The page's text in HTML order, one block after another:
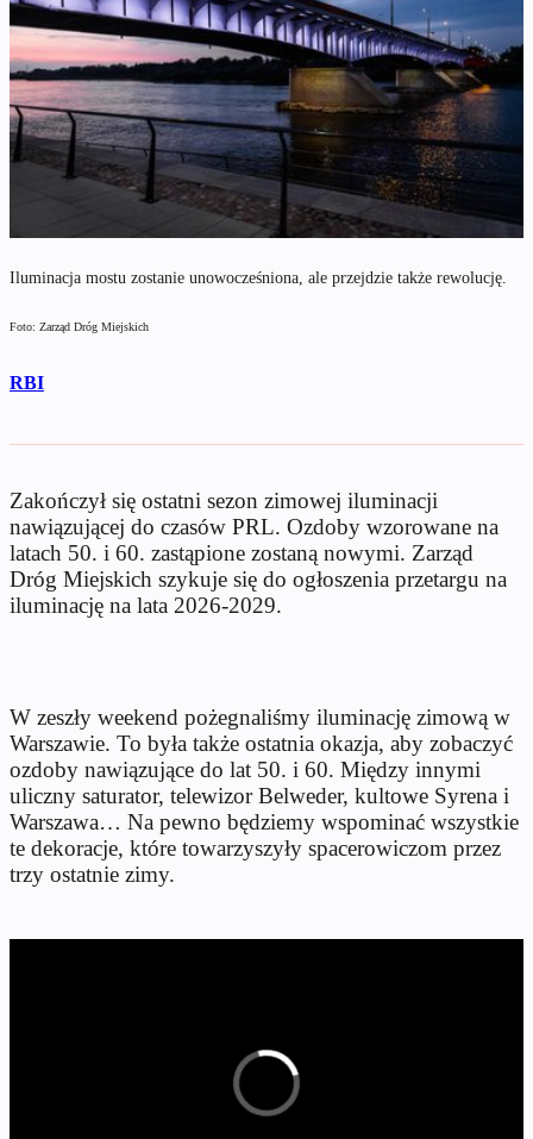
Iluminacja mostu zostanie unowocześniona, ale przejdzie także rewolucję.
Foto: Zarząd Dróg Miejskich
RBI
Zakończył się ostatni sezon zimowej iluminacji
nawiązującej do czasów PRL. Ozdoby wzorowane na
latach 50. i 60. zastąpione zostaną nowymi. Zarząd
Dróg Miejskich szykuje się do ogłoszenia przetargu na
iluminację na lata 2026-2029.
W zeszły weekend pożegnaliśmy iluminację zimową w
Warszawie. To była także ostatnia okazja, aby zobaczyć
ozdoby nawiązujące do lat 50. i 60. Między innymi
uliczny saturator, telewizor Belweder, kultowe Syrena i
Warszawa… Na pewno będziemy wspominać wszystkie
te dekoracje, które towarzyszyły spacerowiczom przez
trzy ostatnie zimy.